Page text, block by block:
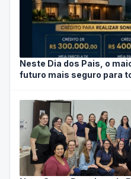
Neste Dia dos Pais, o
futuro mais seguro para